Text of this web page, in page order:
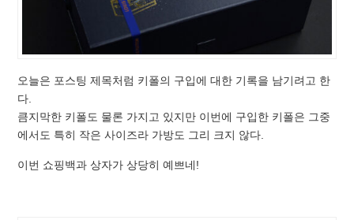
오늘은 포스팅 제목처럼 키폴의 구입에 대한 기록을 남기려고 한
다.
큼지막한 키폴도 물론 가지고 있지만 이번에 구입한 키폴은 그중
에서도 특히 작은 사이즈라 가방도 그리 크지 않다.
이번 쇼핑백과 상자가 상당히 예쁘네!